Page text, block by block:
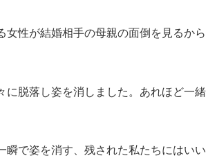
女性が結婚相手の母親の面倒を見るから
に脱落し姿を消しました。あれほど一緒
瞬で姿を消す、残された私たちにはいい